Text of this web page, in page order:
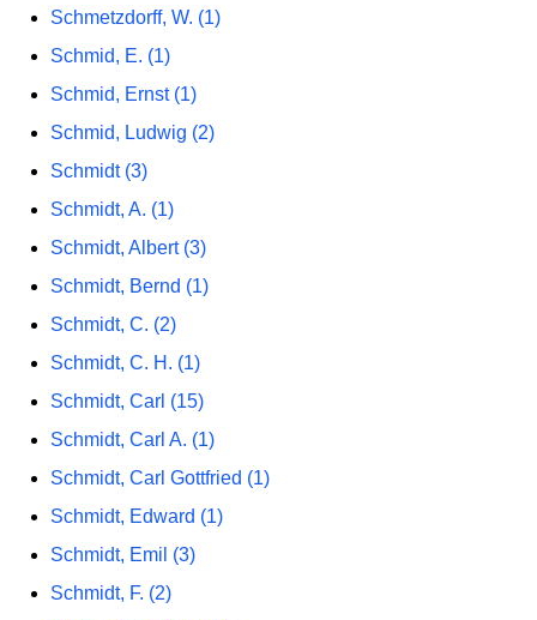
Schmetzdorff, W. (1)
Schmid, E. (1)
Schmid, Ernst (1)
Schmid, Ludwig (2)
Schmidt (3)
Schmidt, A. (1)
Schmidt, Albert (3)
Schmidt, Bernd (1)
Schmidt, C. (2)
Schmidt, C. H. (1)
Schmidt, Carl (15)
Schmidt, Carl A. (1)
Schmidt, Carl Gottfried (1)
Schmidt, Edward (1)
Schmidt, Emil (3)
Schmidt, F. (2)